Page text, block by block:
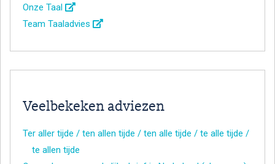
Onze Taal
Team Taaladvies
Veelbekeken adviezen
Ter aller tijde / ten allen tijde / ten alle tijde / te alle tijde /
te allen tijde